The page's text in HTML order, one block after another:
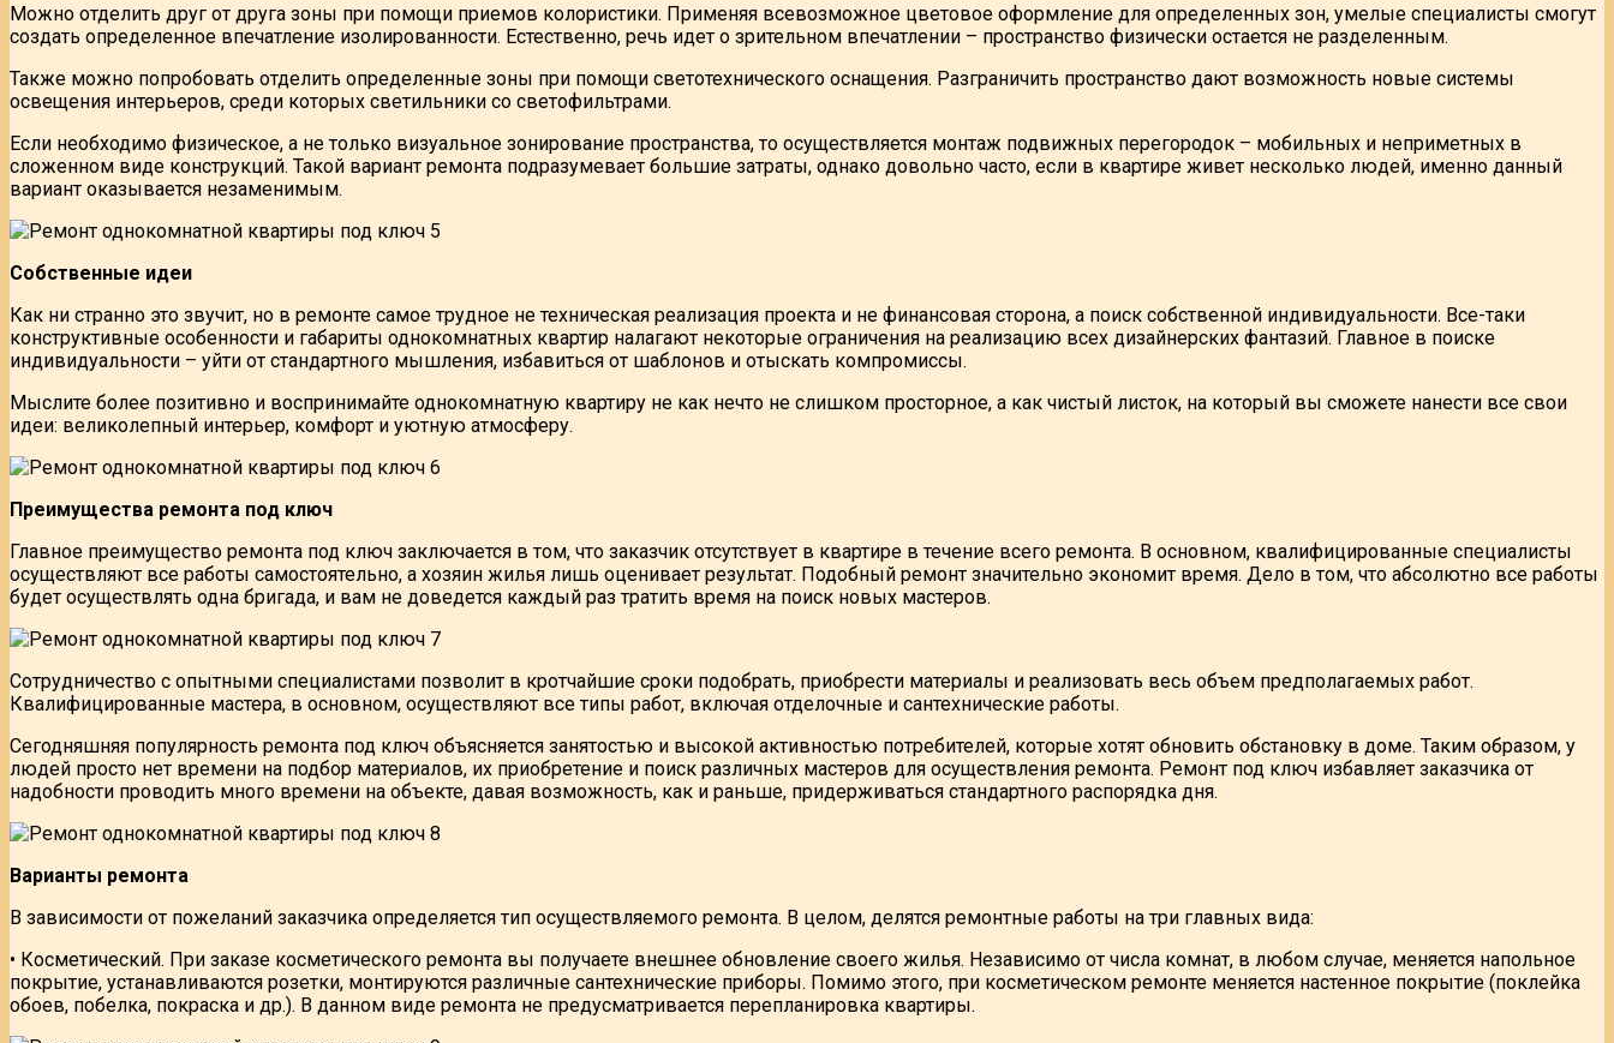
Можно отделить друг от друга зоны при помощи приемов колористики. Применяя всевозможное цветовое оформление для определенных зон, умелые специалисты смогут
создать определенное впечатление изолированности. Естественно, речь идет о зрительном впечатлении – пространство физически остается не разделенным.
Также можно попробовать отделить определенные зоны при помощи светотехнического оснащения. Разграничить пространство дают возможность новые системы
освещения интерьеров, среди которых светильники со светофильтрами.
Если необходимо физическое, а не только визуальное зонирование пространства, то осуществляется монтаж подвижных перегородок – мобильных и неприметных в
сложенном виде конструкций. Такой вариант ремонта подразумевает большие затраты, однако довольно часто, если в квартире живет несколько людей, именно данный
вариант оказывается незаменимым.
Собственные идеи
Как ни странно это звучит, но в ремонте самое трудное не техническая реализация проекта и не финансовая сторона, а поиск собственной индивидуальности. Все-таки
конструктивные особенности и габариты однокомнатных квартир налагают некоторые ограничения на реализацию всех дизайнерских фантазий. Главное в поиске
индивидуальности – уйти от стандартного мышления, избавиться от шаблонов и отыскать компромиссы.
Мыслите более позитивно и воспринимайте однокомнатную квартиру не как нечто не слишком просторное, а как чистый листок, на который вы сможете нанести все свои
идеи: великолепный интерьер, комфорт и уютную атмосферу.
Преимущества ремонта под ключ
Главное преимущество ремонта под ключ заключается в том, что заказчик отсутствует в квартире в течение всего ремонта. В основном, квалифицированные специалисты
осуществляют все работы самостоятельно, а хозяин жилья лишь оценивает результат. Подобный ремонт значительно экономит время. Дело в том, что абсолютно все работы
будет осуществлять одна бригада, и вам не доведется каждый раз тратить время на поиск новых мастеров.
Сотрудничество с опытными специалистами позволит в кротчайшие сроки подобрать, приобрести материалы и реализовать весь объем предполагаемых работ.
Квалифицированные мастера, в основном, осуществляют все типы работ, включая отделочные и сантехнические работы.
Сегодняшняя популярность ремонта под ключ объясняется занятостью и высокой активностью потребителей, которые хотят обновить обстановку в доме. Таким образом, у
людей просто нет времени на подбор материалов, их приобретение и поиск различных мастеров для осуществления ремонта. Ремонт под ключ избавляет заказчика от
надобности проводить много времени на объекте, давая возможность, как и раньше, придерживаться стандартного распорядка дня.
Варианты ремонта
В зависимости от пожеланий заказчика определяется тип осуществляемого ремонта. В целом, делятся ремонтные работы на три главных вида:
• Косметический. При заказе косметического ремонта вы получаете внешнее обновление своего жилья. Независимо от числа комнат, в любом случае, меняется напольное
покрытие, устанавливаются розетки, монтируются различные сантехнические приборы. Помимо этого, при косметическом ремонте меняется настенное покрытие (поклейка
обоев, побелка, покраска и др.). В данном виде ремонта не предусматривается перепланировка квартиры.